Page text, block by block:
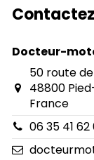
Docteur-
50 route
48800
France
06 35 41 62